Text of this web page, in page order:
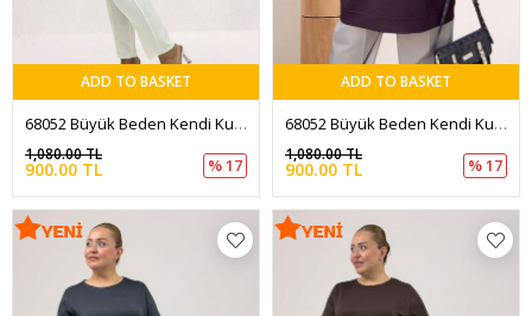
ADD TO BASKET
68052 Büyük Beden Kendi Kumaşından Ribanalı Modal Tunik - Vizon
900.00 TL
1,080.00 TL
% 17
ADD TO BASKET
68052 Büyük Beden Kendi Kumaşından Ribanalı Modal Tunik - Kahve
900.00 TL
1,080.00 TL
% 17